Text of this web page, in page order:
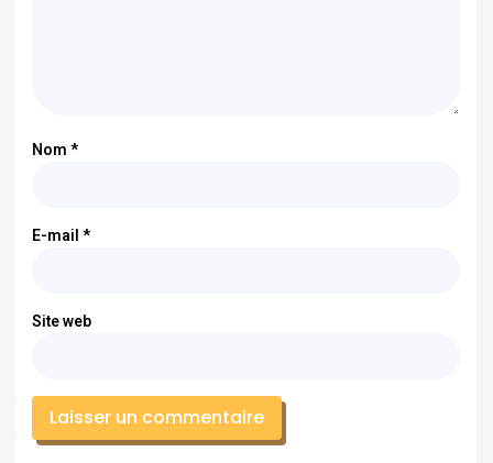
Nom*
E-mail*
Site web